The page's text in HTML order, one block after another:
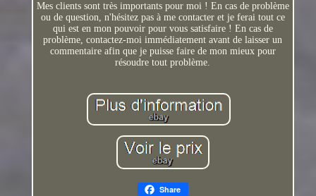
Mes clients sont très importants pour moi ! En cas de problème
ou de question, n'hésitez pas à me contacter et je ferai tout ce
qui est en mon pouvoir pour vous satisfaire ! En cas de
problème, contactez-moi immédiatement avant de laisser un
commentaire afin que je puisse faire de mon mieux pour
résoudre tout problème.
Share